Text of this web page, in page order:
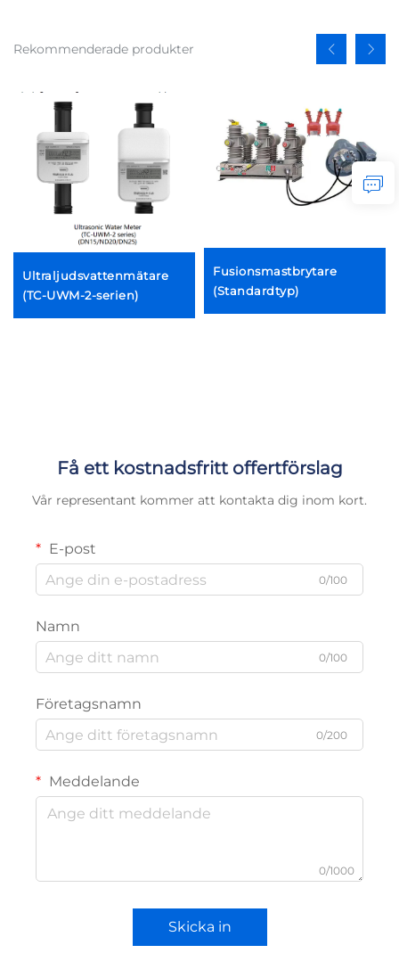
Rekommenderade produkter
Ultraljudsvattenmätare
(TC-UWM-2-serien)
Fusionsmastbrytare
(Standardtyp)
Få ett kostnadsfritt offertförslag
Vår representant kommer att kontakta dig inom kort.
E-post
0/100
Namn
0/100
Företagsnamn
0/200
Meddelande
0/1000
Skicka in